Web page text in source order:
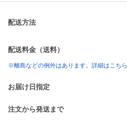
配送方法
配送料金（送料）
※離島などの例外はあります。詳細はこちら
お届け日指定
注文から発送まで